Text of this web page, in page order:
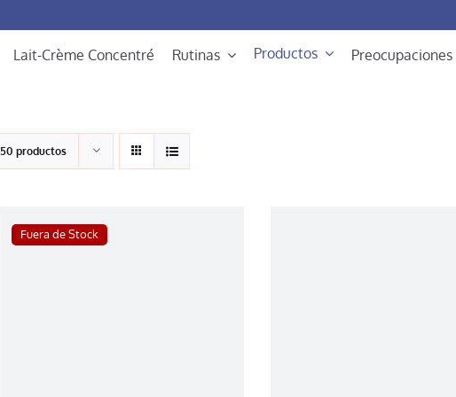
Lait-Crème Concentré Rutinas Productos Preocupaciones
50 productos
Fuera de Stock